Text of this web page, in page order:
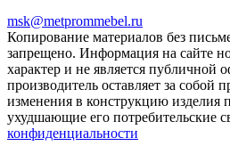
msk@metprommebel.ru
Копирование материалов без
запрещено. Информация на сайте
характер и не является публичной
производитель оставляет за собой
изменения в конструкцию изделия
ухудшающие его потребительские
конфиденциальности